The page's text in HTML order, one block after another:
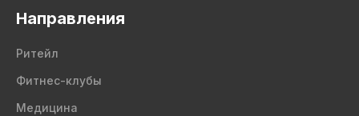
Направления
Ритейл
Фитнес-клубы
Медицина